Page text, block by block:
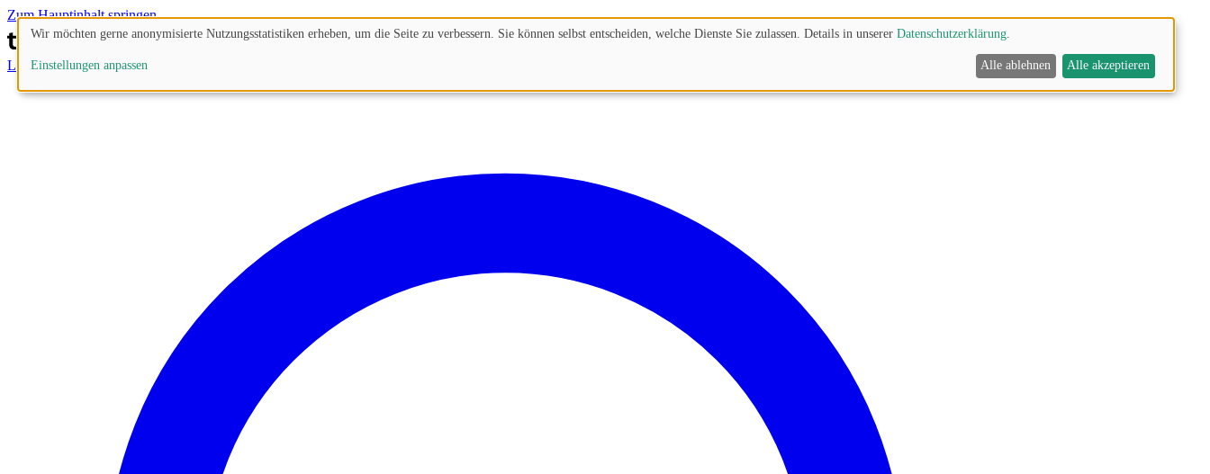
Zum Hauptinhalt springen
LösungenProzesseFunktionen
Wir möchten gerne anonymisierte Nutzungsstatistiken erheben, um die Seite zu verbessern. Sie können selbst entscheiden, welche Dienste Sie zulassen. Details in unserer Datenschutzerklärung
Einstellungen anpassen Alle ablehnen Alle akzeptieren